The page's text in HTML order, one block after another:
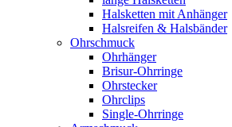
Halsketten mit Anhänger
Halsreifen & Halsbänder
Ohrschmuck
Ohrhänger
Brisur-Ohrringe
Ohrstecker
Ohrclips
Single-Ohrringe